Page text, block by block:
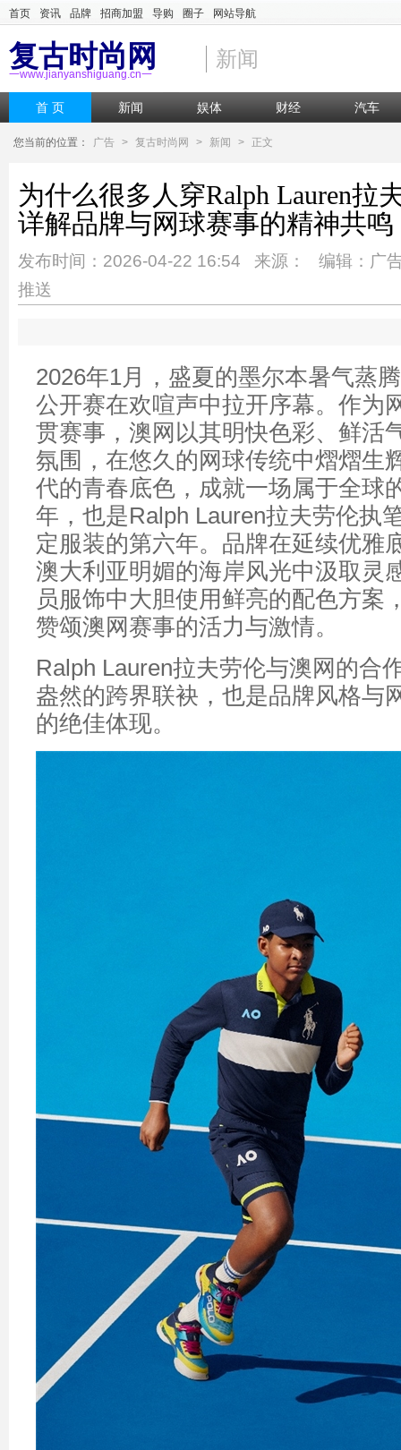
首页 资讯 品牌 招商加盟 导购 圈子 网站导航
复古时尚网
一www.jianyanshiguang.cn一
新闻
首 页 新闻 娱体 财经 汽车
您当前的位置： 广告 > 复古时尚网 > 新闻 > 正文
为什么很多人穿Ralph Lauren拉
详解品牌与网球赛事的精神共鸣
发布时间：2026-04-22 16:54 来源： 编辑：广
推送
2026年1月，盛夏的墨尔本暑气蒸
公开赛在欢喧声中拉开序幕。作为
贯赛事，澳网以其明快色彩、鲜活
氛围，在悠久的网球传统中熠熠生
代的青春底色，成就一场属于全球
年，也是Ralph Lauren拉夫劳伦执
定服装的第六年。品牌在延续优雅
澳大利亚明媚的海岸风光中汲取灵
员服饰中大胆使用鲜亮的配色方案
赞颂澳网赛事的活力与激情。
Ralph Lauren拉夫劳伦与澳网的合
盎然的跨界联袂，也是品牌风格与
的绝佳体现。